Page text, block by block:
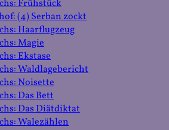
Frühstück
(4) Serban zockt
Haarflugzeug
Magie
Ekstase
Waldlagebericht
Noisette
Das Bett
Das Diätdiktat
Walezählen